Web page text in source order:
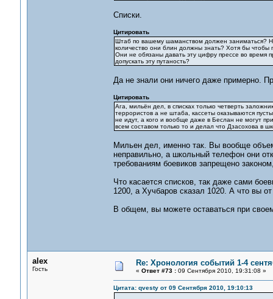
Списки.
Цитировать
Штаб по вашему шаманством должен заниматься?
количество они блин должны знать? Хотя бы чтобы
Они не обязаны давать эту цифру прессе во время
допускать эту путаность?
Да не знали они ничего даже примерно.
Цитировать
Ага, мильён дел, в списках только четверть
террористов а не штаба, кассеты оказываются
не идут, а кого и вообще даже в Беслан не могут
всем составом только то и делал что Дзасохова в
Мильен дел, именно так. Вы вообще
неправильно, а школьный телефон они
требованиям боевиков запрещено
Что касается списков, так даже сами
1200, а Хучбаров сказал 1020. А что вы
В общем, вы можете оставаться при
alex
Гость
Re: Хронология событий 1-4
« Ответ #73 :09 Сентября 2010, 19:31:08 »
Цитата: qvesty от 09 Сентября 2010, 19:10:13